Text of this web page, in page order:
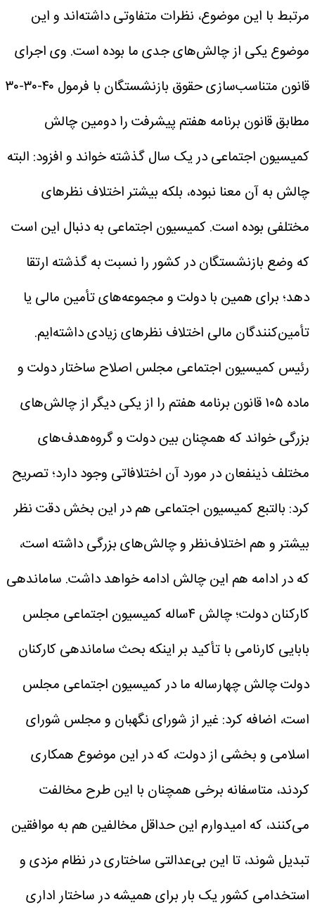
مرتبط با این موضوع، نظرات متفاوتی داشته‌اند و این
موضوع یکی از چالش‌های جدی ما بوده است. وی اجرای
قانون متناسب‌سازی حقوق بازنشستگان با فرمول ۴۰-۳۰-۳۰
مطابق قانون برنامه هفتم پیشرفت را دومین چالش
کمیسیون اجتماعی در یک سال گذشته خواند و افزود: البته
چالش به آن معنا نبوده، بلکه بیشتر اختلاف نظرهای
مختلفی بوده است. کمیسیون اجتماعی به دنبال این است
که وضع بازنشستگان در کشور را نسبت به گذشته ارتقا
دهد؛ برای همین با دولت و مجموعه‌های تأمین مالی یا
تأمین‌کنندگان مالی اختلاف نظرهای زیادی داشته‌ایم.
رئیس کمیسیون اجتماعی مجلس اصلاح ساختار دولت و
ماده ۱۰۵ قانون برنامه هفتم را از یکی دیگر از چالش‌های
بزرگی خواند که همچنان بین دولت و گروه‌هدف‌های
مختلف ذینفعان در مورد آن اختلافاتی وجود دارد؛ تصریح
کرد: بالتبع کمیسیون اجتماعی هم در این بخش دقت نظر
بیشتر و هم اختلاف‌نظر و چالش‌های بزرگی داشته است،
که در ادامه هم این چالش ادامه خواهد داشت. ساماندهی
کارکنان دولت؛ چالش ۴ساله کمیسیون اجتماعی مجلس
بابایی کارنامی با تأکید بر اینکه بحث ساماندهی کارکنان
دولت چالش چهارساله ما در کمیسیون اجتماعی مجلس
است، اضافه کرد: غیر از شورای نگهبان و مجلس شورای
اسلامی و بخشی از دولت، که در این موضوع همکاری
کردند، متاسفانه برخی همچنان با این طرح مخالفت
می‌کنند، که امیدوارم این حداقل مخالفین هم به موافقین
تبدیل شوند، تا این بی‌عدالتی ساختاری در نظام مزدی و
استخدامی کشور یک بار برای همیشه در ساختار اداری